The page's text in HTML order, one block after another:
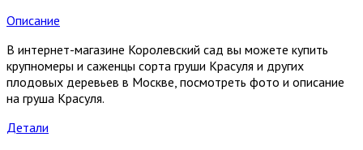
Описание
В интернет-магазине Королевский сад вы можете купить
крупномеры и саженцы сорта груши Красуля и других
плодовых деревьев в Москве, посмотреть фото и описание
на груша Красуля.
Детали